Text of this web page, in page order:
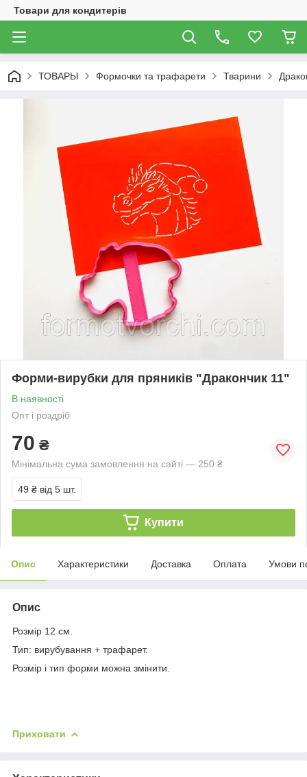
Товари для кондитерів
ТОВАРЫ Формочки та трафарети Тварини
Форми-вирубки для пряників "Дракончик 11"
В наявності
Опт і роздріб
70 ₴
Мінімальна сума замовлення на сайті — 250 ₴
49 ₴ від 5 шт.
Купити
Опис Характеристики Доставка Оплата Умови
Опис
Розмір 12 см.
Тип: вирубування + трафарет.
Розмір і тип форми можна змінити.
Приховати